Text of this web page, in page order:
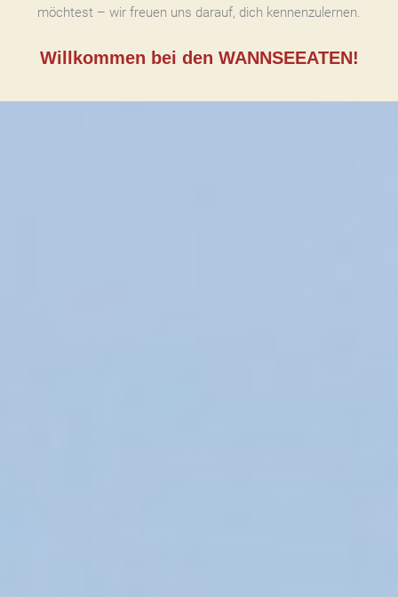
möchtest – wir freuen uns darauf, dich kennenzulernen.
Willkommen bei den WANNSEEATEN!